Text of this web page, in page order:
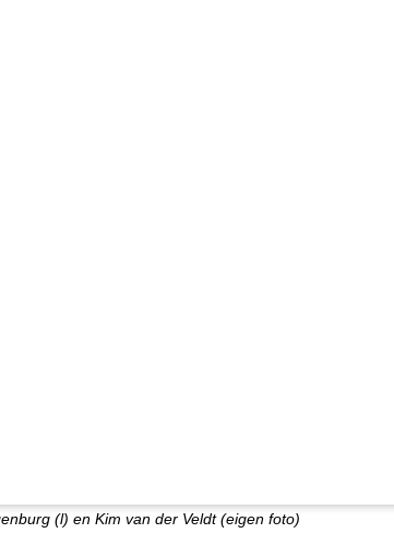
(l) en Kim van der Veldt (eigen foto)